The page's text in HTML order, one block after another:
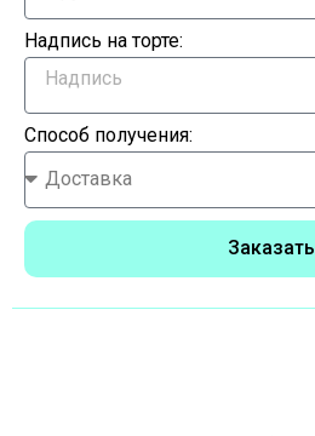
Надпись на торте:
Способ получения:
Заказать